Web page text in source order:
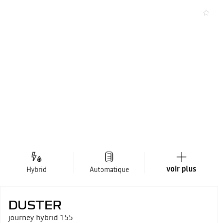
Hybrid Automatique voir plus
DUSTER
journey hybrid 155